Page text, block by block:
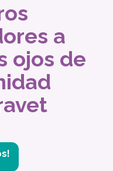
a
ojos de